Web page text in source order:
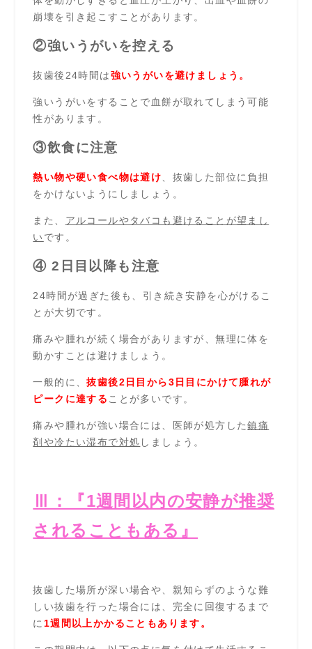
崩壊を引き起こすことがあります。
②強いうがいを控える
抜歯後24時間は強いうがいを避けましょう。
強いうがいをすることで血餅が取れてしまう可能
性があります。
③飲食に注意
熱い物や硬い食べ物は避け 、抜歯した部位に負担
をかけないようにしましょう。
また、 アルコールやタバコも避けることが望まし
い です。
④ 2日目以降も注意
24時間が過ぎた後も、引き続き安静を心がけるこ
とが大切です。
痛みや腫れが続く場合がありますが、無理に体を
動かすことは避けましょう。
一般的に、抜歯後2日目から3日目にかけて腫れが
ピークに達する ことが多いです。
痛みや腫れが強い場合には、医師が処方した鎮痛
剤や冷たい湿布で対処 しましょう。
Ⅲ：『1週間以内の安静が推奨
されることもある』
抜歯した場所が深い場合や、親知らずのような難
しい抜歯を行った場合には、完全に 回復するまで
に 1週 間以上かかることもあります。